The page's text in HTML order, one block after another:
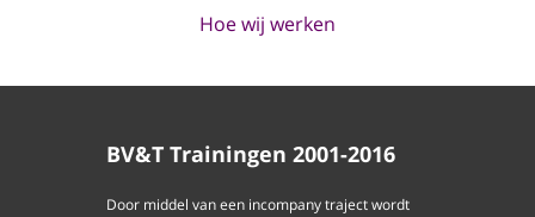
Hoe wij werken
BV&T Trainingen 2001-2016
Door middel van een incompany traject wordt